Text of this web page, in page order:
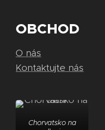
OBCHOD
O nás
Kontaktujte nás
Chorvatsko na